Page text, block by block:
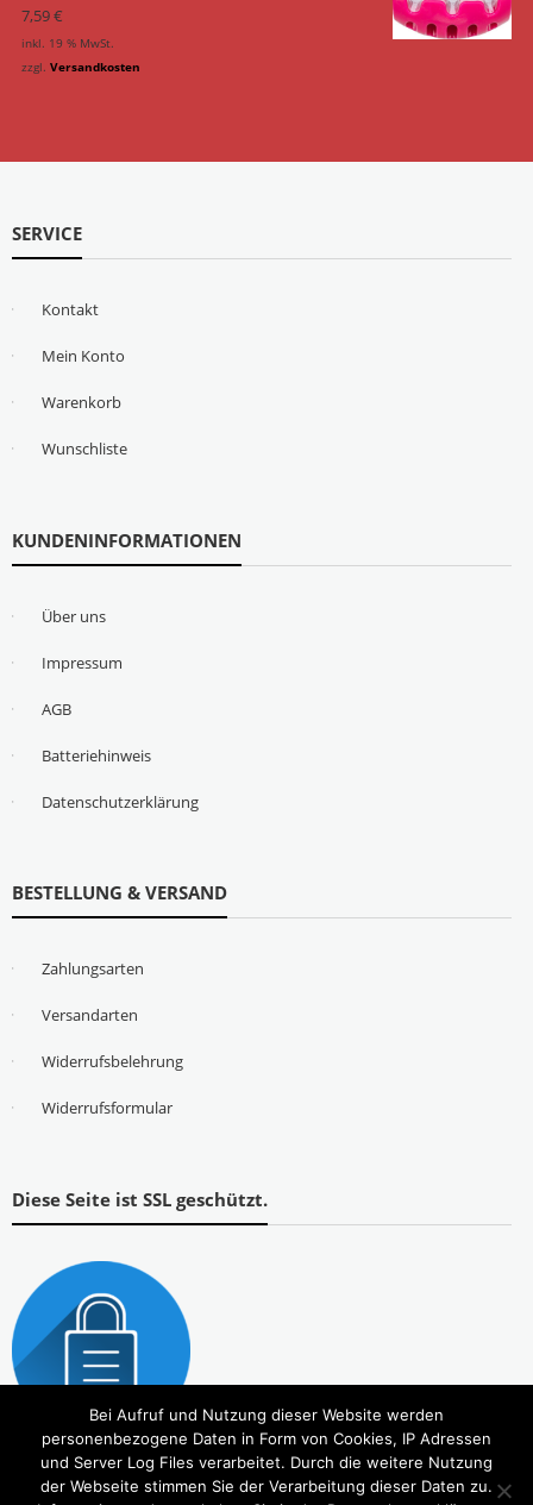
7,59€
inkl. 19 % MwSt.
zzgl. Versandkosten
SERVICE
Kontakt
Mein Konto
Warenkorb
Wunschliste
KUNDENINFORMATIONEN
Über uns
Impressum
AGB
Batteriehinweis
Datenschutzerklärung
BESTELLUNG & VERSAND
Zahlungsarten
Versandarten
Widerrufsbelehrung
Widerrufsformular
Diese Seite ist SSL geschützt.
Bei Aufruf und Nutzung dieser Website werden
personenbezogene Daten in Form von Cookies, IP Adressen
und Server Log Files verarbeitet. Durch die weitere Nutzung
der Webseite stimmen Sie der Verarbeitung dieser Daten zu.